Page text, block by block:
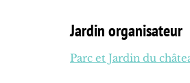
Jardin organisateur
Parc et Jardin du